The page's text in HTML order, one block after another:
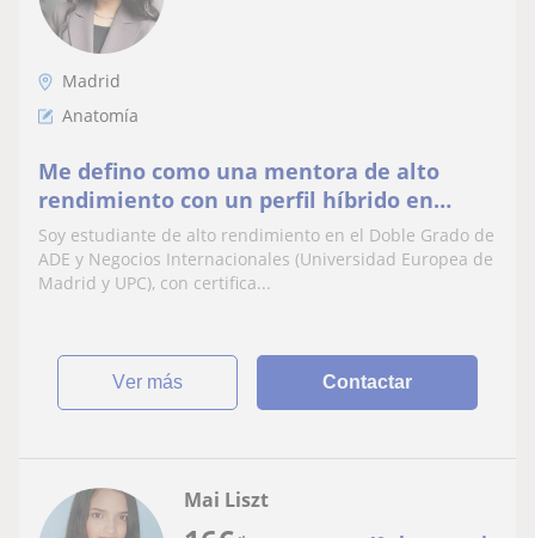
Madrid
Anatomía
Me defino como una mentora de alto
rendimiento con un perfil híbrido en
Negocios y Tecnología. Soy una
apasionada de la eficiencia
Soy estudiante de alto rendimiento en el Doble Grado de
ADE y Negocios Internacionales (Universidad Europea de
Madrid y UPC), con certifica...
ver más Contactar
Mai Liszt